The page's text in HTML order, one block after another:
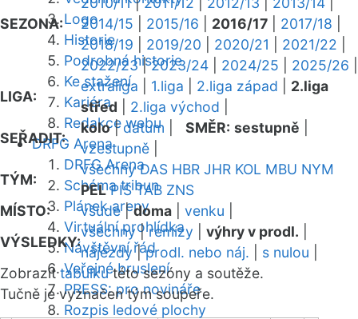
Logo
Historie
Podrobná historie
Ke stažení
Kariéra
Redakce webu
DRFG Arena
DRFG Arena
Schéma tribun
Plánek areny
Virtuální prohlídka
Návštěvní řád
Veřejné bruslení
PRESS: pro novináře
Rozpis ledové plochy
SEZONA:
2014/15
2015/16 2016/17 2017/18
2018/19
2019/20 2020/21 2021/22
2022/23|2023/24 2024/25 2025/26
LIGA:
extraliga 1.liga 2.liga západ
2.liga
střed
2.liga východ
SEŘADIT:
kolo|datum SMĚR: sestupně
vzestupně
TÝM:
všechny DAS HBR JHR KOL MBU NYM
PEL PIS TAB ZNS
MÍSTO:
všude|doma venku
VÝSLEDKY:
všechny|remízy výhry v prodl.
nájezdy|prodl. nebo náj. s nulou
Zobrazittabulkutéto sezóny a soutěže.
Tučně je vyznačen tým soupeře.